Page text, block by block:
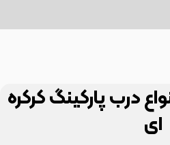
درب پارکینگ کرکره
ای